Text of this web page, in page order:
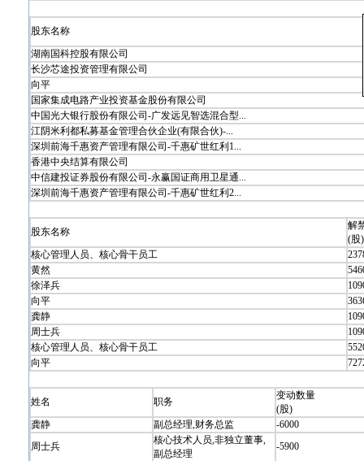
股东名称
湖南国科控股有限公司
长沙芯途投资管理有限公司
向平
国家集成电路产业投资基金股份有限公司
中国光大银行股份有限公司-广发远见智选混合型...
江阴米利都私募基金管理合伙企业(有限合伙)-...
深圳前海千惠资产管理有限公司-千惠矿世红利1...
香港中央结算有限公司
中信建投证券股份有限公司-永赢国证商用卫星通...
深圳前海千惠资产管理有限公司-千惠矿世红利2...
股东名称
解
(股)
核心管理人员、核心骨干员工
黄然
徐泽兵
向平
龚静
周士兵
核心管理人员、核心骨干员工
向平
姓名 职务
变动数量
(股)
龚静
副总经理,财务总监
-6000
周士兵
核心技术人员,非独立董事,
副总经理
-5900